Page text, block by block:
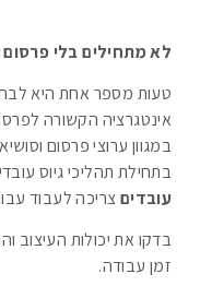
לא מתחילים בלי
טעות מספר אחת היא
אינטגרציה הקשורה
במגוון ערוצי פרסום
בתחילת תהליכי גיוס
עובדיםצריכה לעבוד
בדקו את יכולות העיצוב
זמן עבודה.